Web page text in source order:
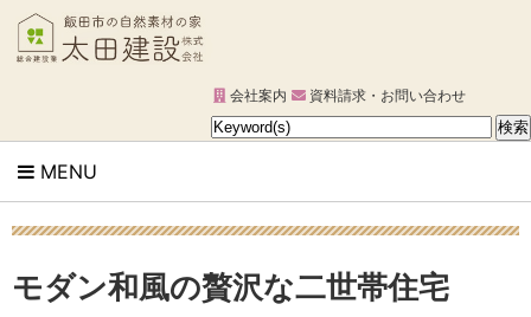
会社案内 資料請求・お問い合わせ
MENU
モダン和風の贅沢な二世帯住宅